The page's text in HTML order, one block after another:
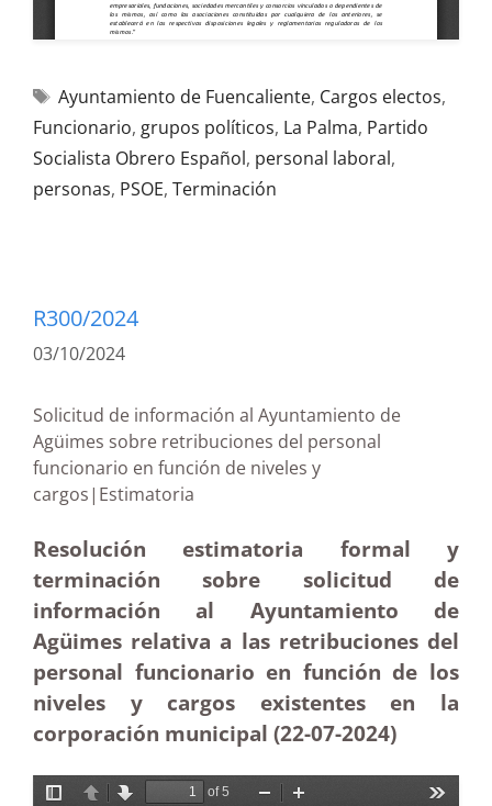
Ayuntamiento de Fuencaliente, Cargos electos,
Funcionario, grupos políticos, La Palma, Partido
Socialista Obrero Español, personal laboral,
personas, PSOE, Terminación
R300/2024
03/10/2024
Solicitud de información al Ayuntamiento de
Agüimes sobre retribuciones del personal
funcionario en función de niveles y
cargos|Estimatoria
Resolución estimatoria formal y
terminación sobre solicitud de
información al Ayuntamiento de
Agüimes relativa a las retribuciones del
personal funcionario en función de los
niveles y cargos existentes en la
corporación municipal (22-07-2024)